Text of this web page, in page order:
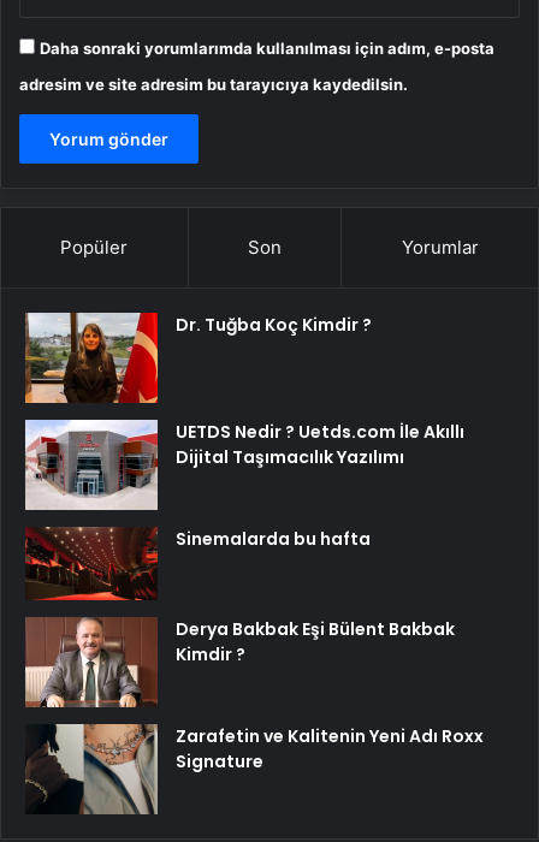
Daha sonraki yorumlarımda kullanılması için adım, e-posta
adresim ve site adresim bu tarayıcıya kaydedilsin.
Popüler Son Yorumlar
Dr. Tuğba Koç Kimdir ?
UETDS Nedir ? Uetds.com İle Akıllı
Dijital Taşımacılık Yazılımı
Sinemalarda bu hafta
Derya Bakbak Eşi Bülent Bakbak
Kimdir ?
Zarafetin ve Kalitenin Yeni Adı Roxx
Signature